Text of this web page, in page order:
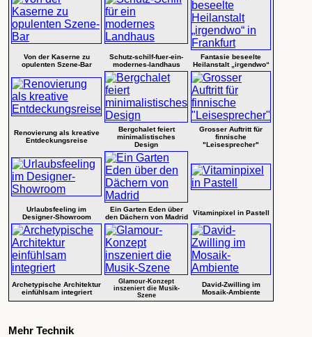
Von der Kaserne zu
opulenten Szene-Bar
Schutz-schilf-fuer-ein-
modernes-landhaus
Fantasie beseelte
Heilanstalt „irgendwo“
Renovierung als kreative
Entdeckungsreise
Bergchalet feiert
minimalistisches
Design
Grosser Auftritt für
finnische
"Leisesprecher"
Urlaubsfeeling im
Designer-Showroom
Ein Garten Eden über
den Dächern von Madrid
Vitaminpixel in Pastell
Archetypische Architektur
einfühlsam integriert
Glamour-Konzept
inszeniert die Musik-
Szene
David-Zwilling im
Mosaik-Ambiente
Mehr Technik